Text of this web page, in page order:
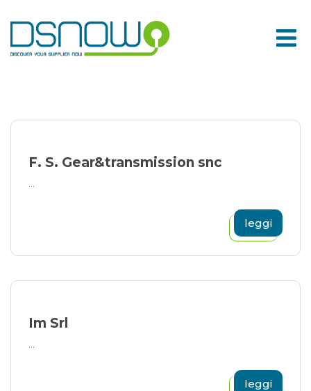
to
content
F. S. Gear&transmission snc
...
leggi
Im Srl
...
leggi